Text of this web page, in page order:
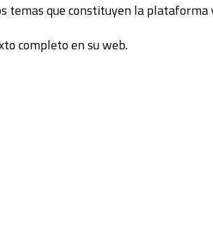
temas que constituyen la plataforma
completo en su web.